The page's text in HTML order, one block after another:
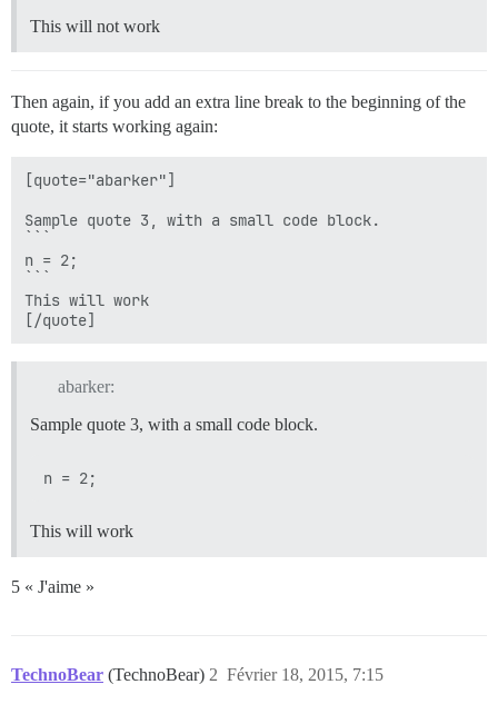
This will not work
Then again, if you add an extra line break to the beginning of the
quote, it starts working again:
[quote="abarker"]
Sample quote 3, with a small code block.
n = 2;
This will work
abarker:
Sample quote 3, with a small code block.
This will work
5 « J'aime »
TechnoBear (TechnoBear) Février 18, 2015, 7:15
2